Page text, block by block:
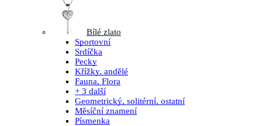
Bílé zlato
Sportovní
Srdíčka
Pecky
Křížky, andělé
Fauna, Flora
+ 3 další
Geometrický, solitérní, ostatní
Měsíční znamení
Písmenka